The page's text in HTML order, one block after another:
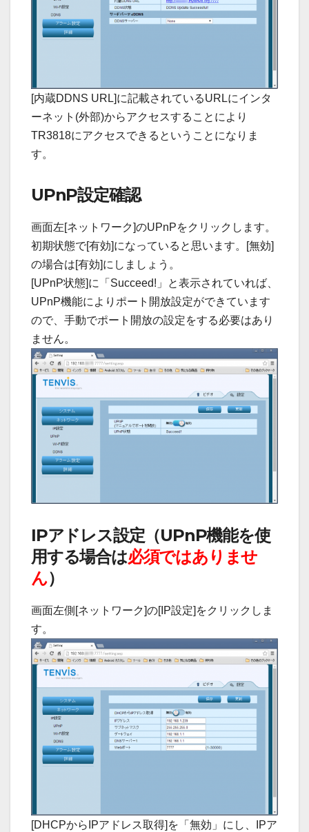
[内蔵DDNS URL]に記載されているURLにインタ
ーネット(外部)からアクセスすることにより
TR3818にアクセスできるということになりま
す。
UPnP設定確認
画面左[ネットワーク]のUPnPをクリックします。
初期状態で[有効]になっていると思います。[無効]
の場合は[有効]にしましょう。
[UPnP状態]に「Succeed!」と表示されていれば、
UPnP機能によりポート開放設定ができています
ので、手動でポート開放の設定をする必要はあり
ません。
IPアドレス設定（UPnP機能を使
用する場合は必須ではありませ
ん）
画面左側[ネットワーク]の[IP設定]をクリックしま
す。
[DHCPからIPアドレス取得]を「無効」にし、IPア